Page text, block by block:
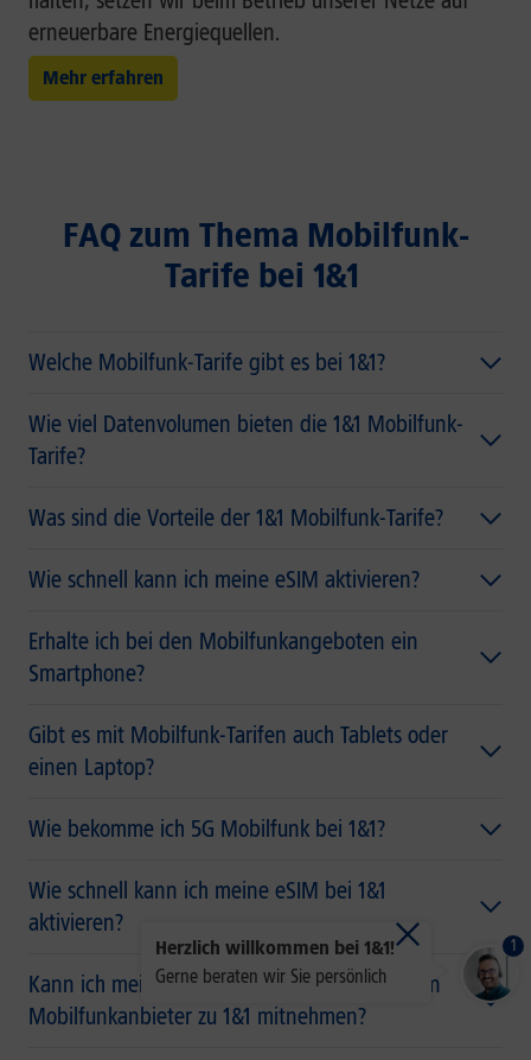
erneuerbare Energiequellen.
Mehr erfahren
FAQ zum Thema Mobilfunk-
Tarife bei 1&1
Welche Mobilfunk-Tarife gibt es bei 1&1?
Wie viel Datenvolumen bieten die 1&1 Mobilfunk-
Tarife?
Was sind die Vorteile der 1&1 Mobilfunk-Tarife?
Wie schnell kann ich meine eSIM aktivieren?
Erhalte ich bei den Mobilfunkangeboten ein
Smartphone?
Gibt es mit Mobilfunk-Tarifen auch Tablets oder
einen Laptop?
Wie bekomme ich 5G Mobilfunk bei 1&1?
Wie schnell kann ich meine eSIM bei 1&1
aktivieren?
Kann ich meine Rufnummer von meinem alten
Mobilfunkanbieter zu 1&1 mitnehmen?
1
Herzlich willkommen bei 1&1!
Gerne beraten wir Sie persönlich